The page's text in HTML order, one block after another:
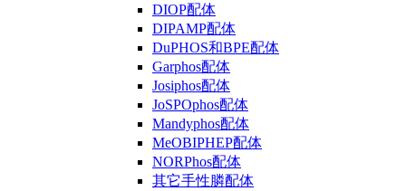
DIOP配体
DIPAMP配体
DuPHOS和BPE配体
Garphos配体
Josiphos配体
JoSPOphos配体
Mandyphos配体
MeOBIPHEP配体
NORPhos配体
其它手性膦配体